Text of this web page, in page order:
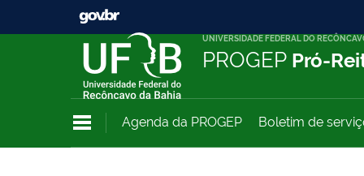
UNIVERSIDADE FEDERAL DO
PROGEP Pró-
Agenda da PROGEP Boletim de